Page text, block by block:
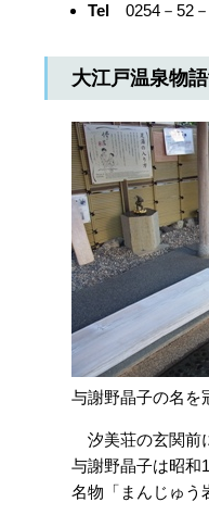
Tel0254－52－
大江戸温泉物
与謝野晶子の名を
汐美荘の玄関前
与謝野晶子は昭和
名物「まんじゅう